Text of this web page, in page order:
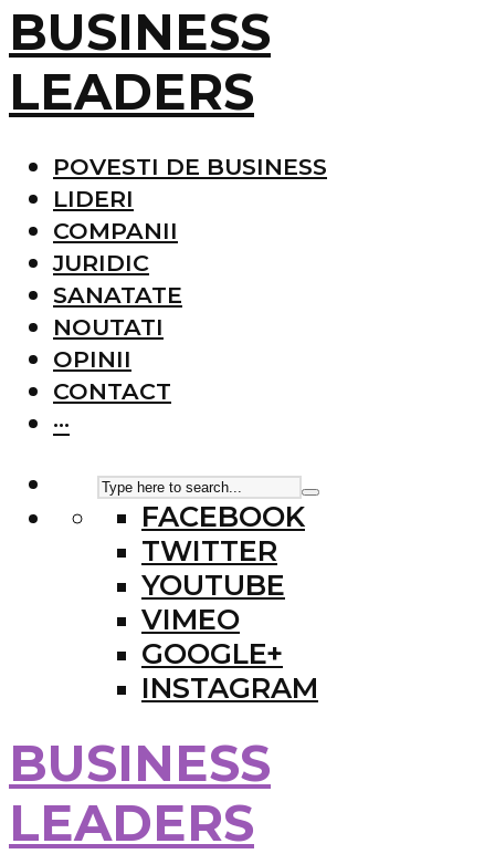
BUSINESS
LEADERS
POVESTI DE BUSINESS
LIDERI
COMPANII
JURIDIC
SANATATE
NOUTATI
OPINII
CONTACT
···
FACEBOOK
TWITTER
YOUTUBE
VIMEO
GOOGLE+
INSTAGRAM
BUSINESS
LEADERS